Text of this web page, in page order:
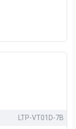
LTP-VT01D-7B